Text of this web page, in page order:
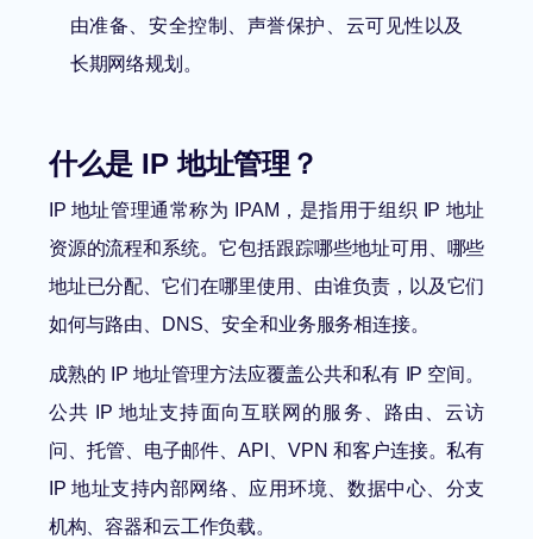
由准备、安全控制、声誉保护、云可见性以及
长期网络规划。
什么是 IP 地址管理？
IP 地址管理通常称为 IPAM，是指用于组织 IP 地址
资源的流程和系统。它包括跟踪哪些地址可用、哪些
地址已分配、它们在哪里使用、由谁负责，以及它们
如何与路由、DNS、安全和业务服务相连接。
成熟的 IP 地址管理方法应覆盖公共和私有 IP 空间。
公共 IP 地址支持面向互联网的服务、路由、云访
问、托管、电子邮件、API、VPN 和客户连接。私有
IP 地址支持内部网络、应用环境、数据中心、分支
机构、容器和云工作负载。